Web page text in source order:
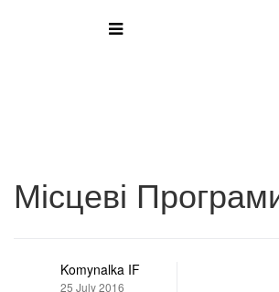
Місцеві
Komynalka IF
25 July 2016